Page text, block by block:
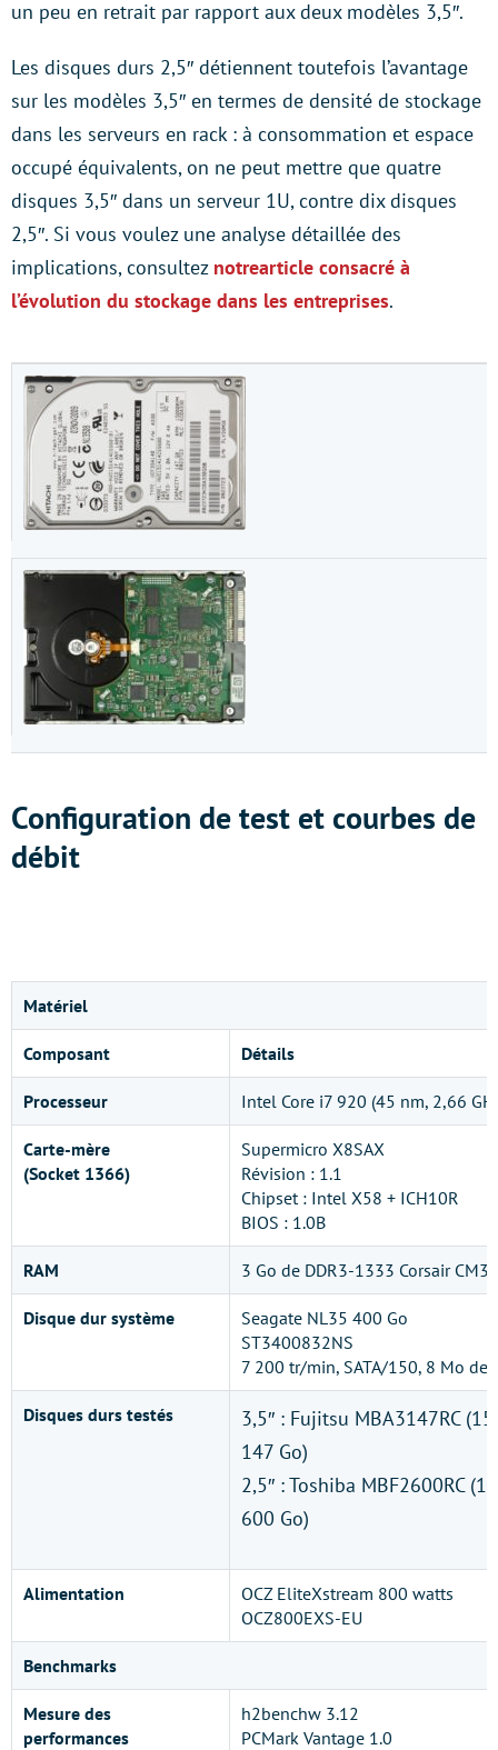
un peu en retrait par rapport aux deux modèles 3,5″.
Les disques durs 2,5″ détiennent toutefois l’avantage
sur les modèles 3,5″ en termes de densité de stockage
dans les serveurs en rack : à consommation et espace
occupé équivalents, on ne peut mettre que quatre
disques 3,5″ dans un serveur 1U, contre dix disques
2,5″. Si vous voulez une analyse détaillée des
implications, consultez notrearticle consacré à
l’évolution du stockage dans les entreprises.
Configuration de test et courbes de
débit
Matériel
Composant Détails
Processeur Intel Core i7 920 (45 nm, 2,66
Carte-mère
(Socket 1366)
Supermicro X8SAX
Révision : 1.1
Chipset : Intel X58 + ICH10R
BIOS : 1.0B
RAM 3 Go de DDR3-1333 Corsair
Disque dur système
Seagate NL35 400 Go
ST3400832NS
7 200 tr/min, SATA/150, 8 Mo de
Disques durs testés
3,5″ : Fujitsu MBA3147RC
147 Go)
2,5″ : Toshiba MBF2600RC
600 Go)
Alimentation
OCZ EliteXstream 800 watts
OCZ800EXS-EU
Benchmarks
Mesure des
performances
h2benchw 3.12
PCMark Vantage 1.0